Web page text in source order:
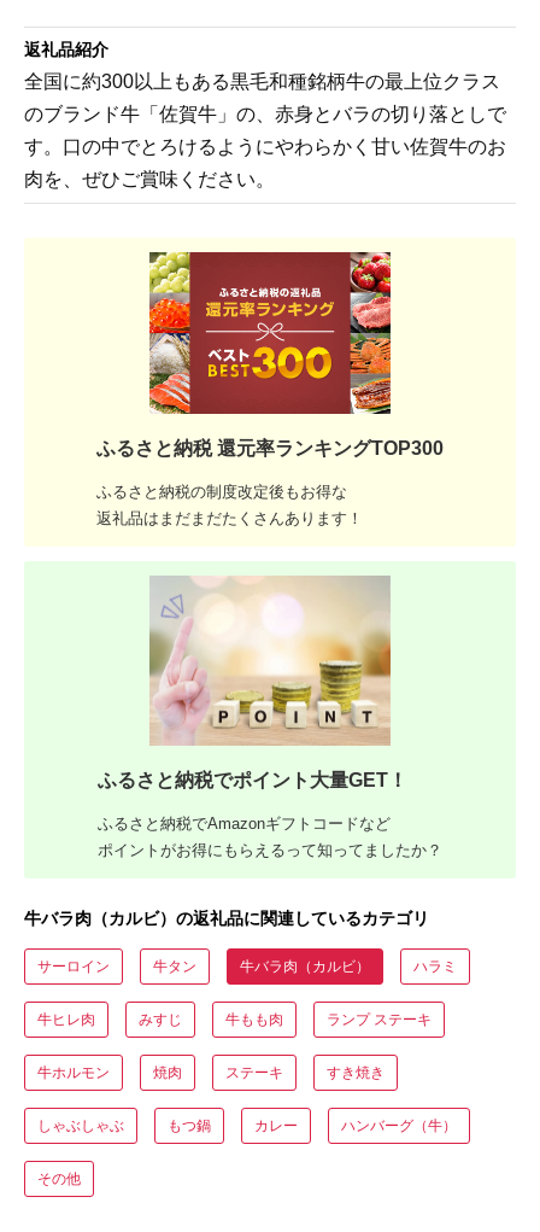
返礼品紹介
全国に約300以上もある黒毛和種銘柄牛の最上位クラス
のブランド牛「佐賀牛」の、赤身とバラの切り落としで
す。口の中でとろけるようにやわらかく甘い佐賀牛のお
肉を、ぜひご賞味ください。
ふるさと納税 還元率ランキングTOP300
ふるさと納税の制度改定後もお得な
返礼品はまだまだたくさんあります！
ふるさと納税でポイント大量GET！
ふるさと納税でAmazonギフトコードなど
ポイントがお得にもらえるって知ってましたか？
牛バラ肉（カルビ）の返礼品に関連しているカテゴリ
サーロイン 牛タン 牛バラ肉（カルビ） ハラミ
牛ヒレ肉 みすじ 牛もも肉 ランプ ステーキ
牛ホルモン 焼肉 ステーキ すき焼き
しゃぶしゃぶ もつ鍋 カレー ハンバーグ（牛）
その他